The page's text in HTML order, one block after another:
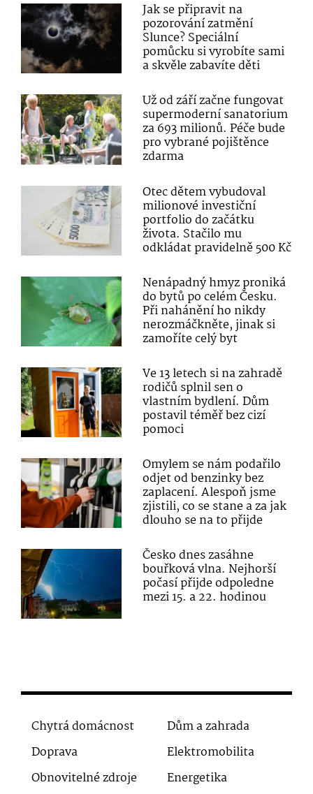
Jak se připravit na
pozorování zatmění
Slunce? Speciální
pomůcku si vyrobíte sami
a skvěle zabavíte děti
Už od září začne fungovat
supermoderní sanatorium
za 693 milionů. Péče bude
pro vybrané pojištěnce
zdarma
Otec dětem vybudoval
milionové investiční
portfolio do začátku
života. Stačilo mu
odkládat pravidelně 500 Kč
Nenápadný hmyz proniká
do bytů po celém Česku.
Při nahánění ho nikdy
nerozmáčkněte, jinak si
zamoříte celý byt
Ve 13 letech si na zahradě
rodičů splnil sen o
vlastním bydlení. Dům
postavil téměř bez cizí
pomoci
Omylem se nám podařilo
odjet od benzinky bez
zaplacení. Alespoň jsme
zjistili, co se stane a za jak
dlouho se na to přijde
Česko dnes zasáhne
bouřková vlna. Nejhorší
počasí přijde odpoledne
mezi 15. a 22. hodinou
Chytrá domácnost
Dům a zahrada
Doprava
Elektromobilita
Obnovitelné zdroje
Energetika